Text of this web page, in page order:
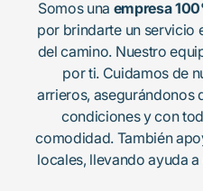
Somos una empresa
por brindarte un servicio
del camino. Nuestro
por ti. Cuidamos de
arrieros, asegurándonos
condiciones y con
comodidad. También
locales, llevando ayuda